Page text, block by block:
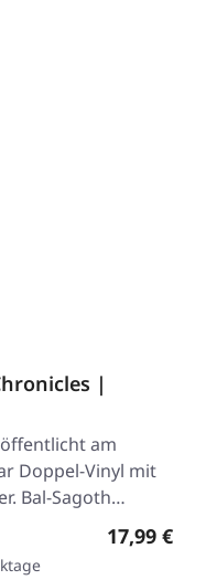
|
am
Doppel-Vinyl mit
Bal-Sagoth…
Regulärer
17,99 €